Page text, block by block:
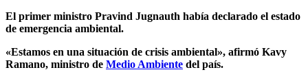
El primer ministro Pravind Jugnauth había declarado el estado
de emergencia ambiental.
«Estamos en una situación de crisis ambiental», afirmó Kavy
Ramano, ministro de Medio Ambiente del país.